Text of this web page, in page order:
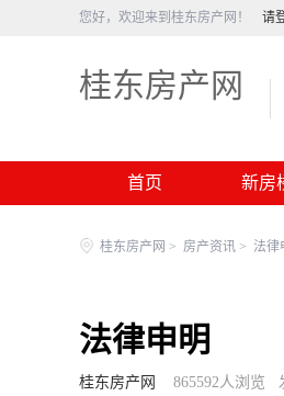
您好，欢迎来到桂东房产网！ 请
桂东房产网
首页 新房
桂东房产网 > 房产资讯 > 法律
法律申明
桂东房产网 865592人浏览